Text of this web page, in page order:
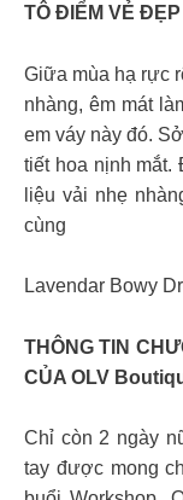
TÔ ĐIỂM VẺ
Giữa mùa hạ rực
nhàng, êm mát
em váy này đó.
tiết hoa nịnh mắt.
liệu vải nhẹ
cùng
Lavendar Bowy
THÔNG TIN
CỦA OLV
Chỉ còn 2 ngày
tay được mong